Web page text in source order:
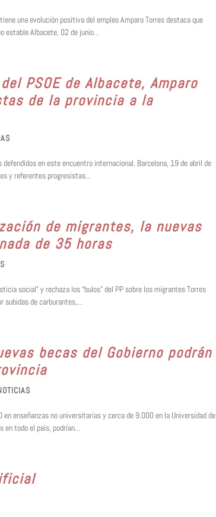
una evolución positiva del empleo Amparo Torres destaca que
estable Albacete, 02 de junio...
PSOE de Albacete, Amparo
de la provincia a la
en este encuentro internacional. Barcelona, 19 de abril de
y referentes progresistas...
de migrantes, la nuevas
de 35 horas
social” y rechaza los “bulos” del PP sobre los migrantes Torres
subidas de carburantes,...
becas del Gobierno podrán
enseñanzas no universitarias y cerca de 9.000 en la Universidad de
en todo el país, podrían...